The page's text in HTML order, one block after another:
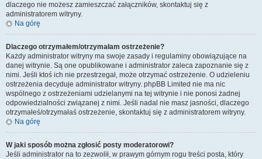
dlaczego nie możesz zamieszczać załączników, skontaktuj się z
administratorem witryny.
Na górę
Dlaczego otrzymałem/otrzymałam ostrzeżenie?
Każdy administrator witryny ma swoje zasady i regulaminy obowiązujące na
danej witrynie. Są one opublikowane i administrator zaleca zapoznanie się z
nimi. Jeśli ktoś ich nie przestrzegał, może otrzymać ostrzeżenie. O udzieleniu
ostrzeżenia decyduje administrator witryny. phpBB Limited nie ma nic
wspólnego z ostrzeżeniami udzielanymi na tej witrynie i nie ponosi żadnej
odpowiedzialności związanej z nimi. Jeśli nadal nie masz jasności, dlaczego
otrzymałeś/otrzymałaś ostrzeżenie, skontaktuj się z administratorem witryny.
Na górę
W jaki sposób można zgłosić posty moderatorowi?
Jeśli administrator na to zezwolił, w prawym górnym rogu treści posta, który